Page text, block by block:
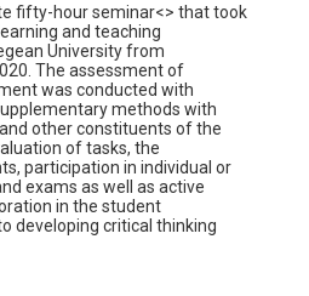
fifty-hour seminar<> that took
and teaching
University from
The assessment of
was conducted with
methods with
other constituents of the
of tasks, the
participation in individual or
exams as well as active
in the student
developing critical thinking